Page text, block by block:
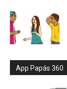
App Papás 360